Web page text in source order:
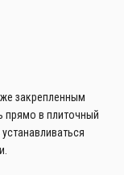
закрепленным
прямо в плиточный